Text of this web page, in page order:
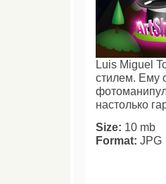
Luis Miguel
стилем. Ему
настолько
Size: 10 mb
Format: JPG